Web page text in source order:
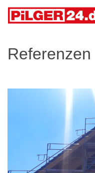
Referenzen